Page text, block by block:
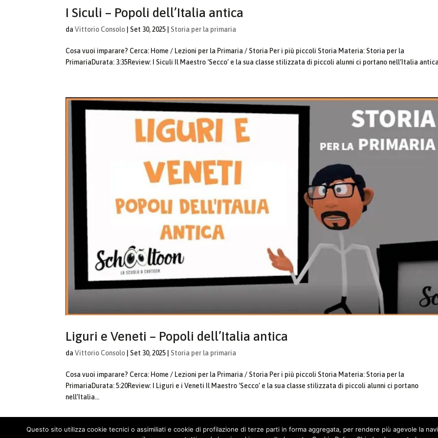
I Siculi – Popoli dell’Italia antica
daVittorio Consolo |Set 30, 2025 Storia per la primaria
Cosa vuoi imparare? Cerca: Home / Lezioni per la Primaria / Storia Per i più piccoli Storia Materia: Storia per la
PrimariaDurata: 3:35Review: I Siculi Il Maestro ‘Secco’ e la sua classe stilizzata di piccoli alunni ci portano nell’Italia
Liguri e Veneti – Popoli dell’Italia antica
daVittorio Consolo |Set 30, 2025 Storia per la primaria
Cosa vuoi imparare? Cerca: Home / Lezioni per la Primaria / Storia Per i più piccoli Storia Materia: Storia per la
PrimariaDurata: 5:20Review: I Liguri e i Veneti Il Maestro ‘Secco’ e la sua classe stilizzata di piccoli alunni ci portano
nell’Italia...
Questo sito utilizza cookie tecnici o assimiliati e cookie di profilazione di terze parti in forma aggregata, per rendere più agevole la